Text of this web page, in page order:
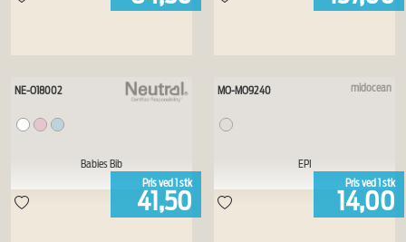
NE-O18002
Babies Bib
Pris ved 1 stk
41,50
midocean
MO-MO9240
EPI
Pris ved 1 stk
14,00